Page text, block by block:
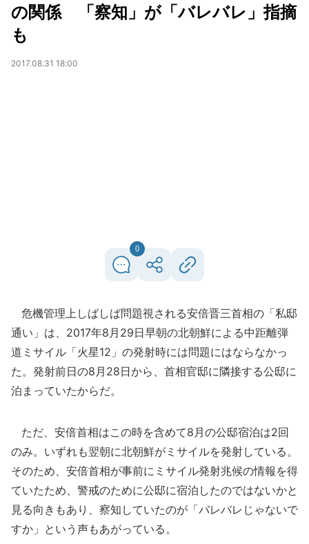
の関係 「察知」が「バレバレ」指摘
も
2017.08.31 18:00
0
危機管理上しばしば問題視される安倍晋三首相の「私邸
通い」は、2017年8月29日早朝の北朝鮮による中距離弾
道ミサイル「火星12」の発射時には問題にはならなかっ
た。発射前日の8月28日から、首相官邸に隣接する公邸に
泊まっていたからだ。
ただ、安倍首相はこの時を含めて8月の公邸宿泊は2回
のみ。いずれも翌朝に北朝鮮がミサイルを発射している。
そのため、安倍首相が事前にミサイル発射兆候の情報を得
ていたため、警戒のために公邸に宿泊したのではないかと
見る向きもあり、察知していたのが「バレバレじゃないで
すか」という声もあがっている。